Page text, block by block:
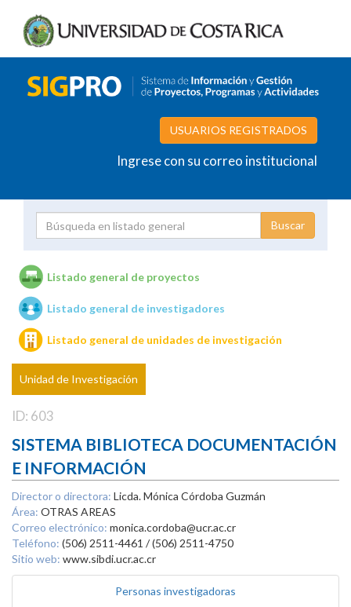
USUARIOS REGISTRADOS
Ingrese con su correo institucional
Unidades de investigación
Listado general de proyectos
Listado general de investigadores
Listado general de unidades de investigación
Unidad de Investigación
ID: 603
SISTEMA BIBLIOTECA DOCUMENTACIÓN
E INFORMACIÓN
Director o directora: Licda. Mónica Córdoba Guzmán
Área: OTRAS AREAS
Correo electrónico: monica.cordoba@ucr.ac.cr
Teléfono: (506) 2511-4461 / (506) 2511-4750
Sitio web: www.sibdi.ucr.ac.cr
Personas investigadoras